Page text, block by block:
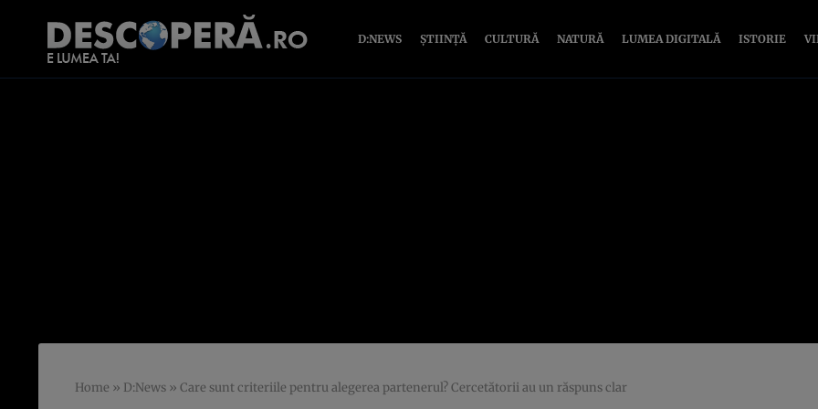
D:NEWS ȘTIINȚĂ CULTURĂ NATURĂ LUMEA DIGITALĂ ISTORIE
Home » D:News » Care sunt criteriile pentru alegerea partenerul? Cercetătorii au un răspuns clar